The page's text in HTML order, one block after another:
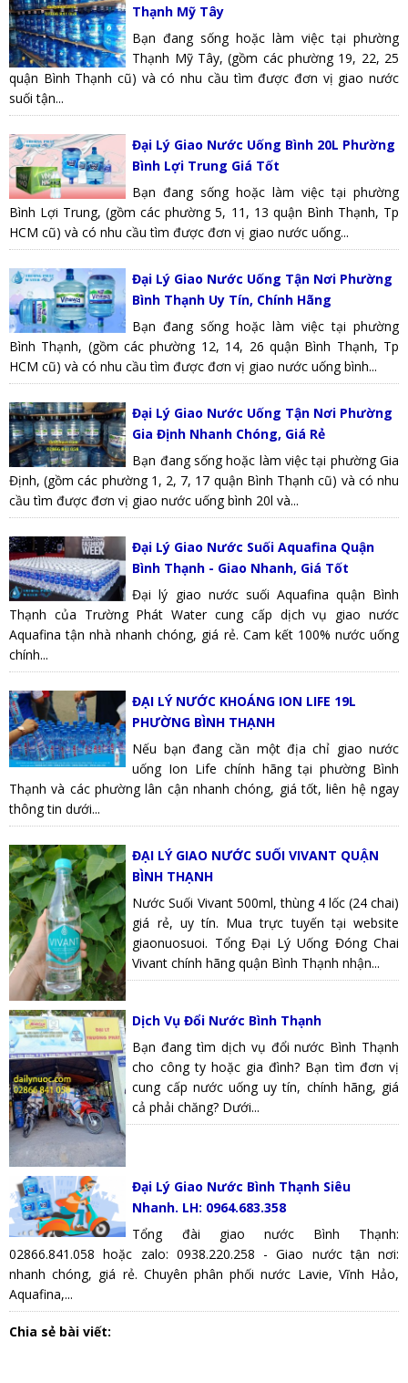
Thạnh Mỹ Tây
Bạn đang sống hoặc làm việc tại phường
Thạnh Mỹ Tây, (gồm các phường 19, 22, 25
quận Bình Thạnh cũ) và có nhu cầu tìm được đơn vị giao nước
suối tận...
Đại Lý Giao Nước Uống Bình 20L Phường
Bình Lợi Trung Giá Tốt
Bạn đang sống hoặc làm việc tại phường
Bình Lợi Trung, (gồm các phường 5, 11, 13 quận Bình Thạnh, Tp
HCM cũ) và có nhu cầu tìm được đơn vị giao nước uống...
Đại Lý Giao Nước Uống Tận Nơi Phường
Bình Thạnh Uy Tín, Chính Hãng
Bạn đang sống hoặc làm việc tại phường
Bình Thạnh, (gồm các phường 12, 14, 26 quận Bình Thạnh, Tp
HCM cũ) và có nhu cầu tìm được đơn vị giao nước uống bình...
Đại Lý Giao Nước Uống Tận Nơi Phường
Gia Định Nhanh Chóng, Giá Rẻ
Bạn đang sống hoặc làm việc tại phường Gia
Định, (gồm các phường 1, 2, 7, 17 quận Bình Thạnh cũ) và có nhu
cầu tìm được đơn vị giao nước uống bình 20l và...
Đại Lý Giao Nước Suối Aquafina Quận
Bình Thạnh - Giao Nhanh, Giá Tốt
Đại lý giao nước suối Aquafina quận Bình
Thạnh của Trường Phát Water cung cấp dịch vụ giao nước
Aquafina tận nhà nhanh chóng, giá rẻ. Cam kết 100% nước uống
chính...
ĐẠI LÝ NƯỚC KHOÁNG ION LIFE 19L
PHƯỜNG BÌNH THẠNH
Nếu bạn đang cần một địa chỉ giao nước
uống Ion Life chính hãng tại phường Bình
Thạnh và các phường lân cận nhanh chóng, giá tốt, liên hệ ngay
thông tin dưới...
ĐẠI LÝ GIAO NƯỚC SUỐI VIVANT QUẬN
BÌNH THẠNH
Nước Suối Vivant 500ml, thùng 4 lốc (24 chai)
giá rẻ, uy tín. Mua trực tuyến tại website
giaonuosuoi. Tổng Đại Lý Uống Đóng Chai
Vivant chính hãng quận Bình Thạnh nhận...
Dịch Vụ Đổi Nước Bình Thạnh
Bạn đang tìm dịch vụ đổi nước Bình Thạnh
cho công ty hoặc gia đình? Bạn tìm đơn vị
cung cấp nước uống uy tín, chính hãng, giá
cả phải chăng? Dưới...
Đại Lý Giao Nước Bình Thạnh Siêu
Nhanh. LH: 0964.683.358
Tổng đài giao nước Bình Thạnh:
02866.841.058 hoặc zalo: 0938.220.258 - Giao nước tận nơi:
nhanh chóng, giá rẻ. Chuyên phân phối nước Lavie, Vĩnh Hảo,
Aquafina,...
Chia sẻ bài viết: